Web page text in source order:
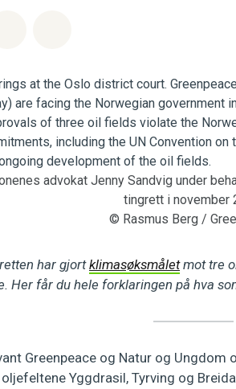
advokat Jenny Sandvig under
tingrett i november
© Rasmus Berg /
har gjortklimasøksmåletmot tre
Her får du hele forklaringen på hva
Greenpeace og Natur og
Yggdrasil, Tyrving og